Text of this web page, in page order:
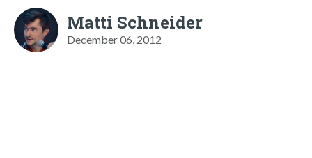
Matti Schneider
December 06, 2012